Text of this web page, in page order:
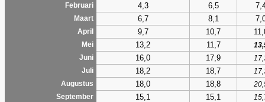
Februari 4,3 6,5
Maart 6,7 8,1
April 9,7 10,7
Mei 13,2 11,7
Juni
16,0 17,9
Juli
18,2 18,7
Augustus
18,0 18,8
September
15,1 15,1